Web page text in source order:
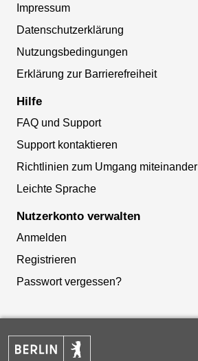
Impressum
Datenschutzerklärung
Nutzungsbedingungen
Erklärung zur Barrierefreiheit
Hilfe
FAQ und Support
Support kontaktieren
Richtlinien zum Umgang miteinander
Leichte Sprache
Nutzerkonto verwalten
Anmelden
Registrieren
Passwort vergessen?